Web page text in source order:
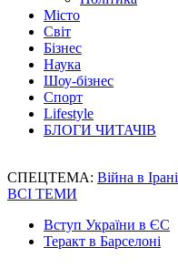
Місто
Світ
Бізнес
Наука
Шоу-бізнес
Спорт
Lifestyle
БЛОГИ ЧИТАЧІВ
СПЕЦТЕМА: Війна в Ірані
ВСІ ТЕМИ
Вступ України в ЄС
Теракт в Барселоні